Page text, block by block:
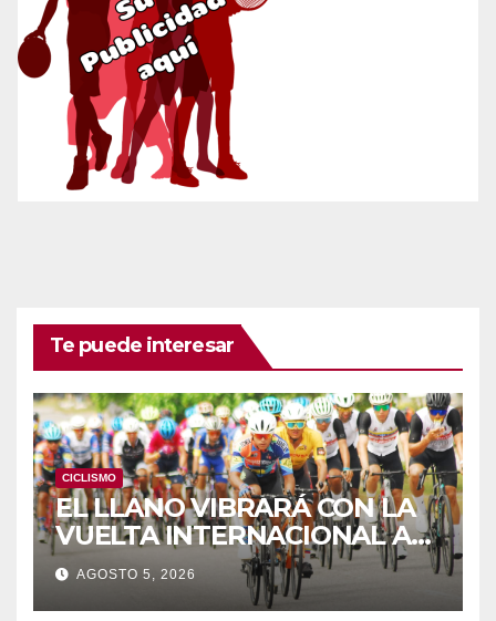
Te puede interesar
CICLISMO
EL LLANO VIBRARÁ CON LA
VUELTA INTERNACIONAL A
ZAMORA
AGOSTO 5, 2026